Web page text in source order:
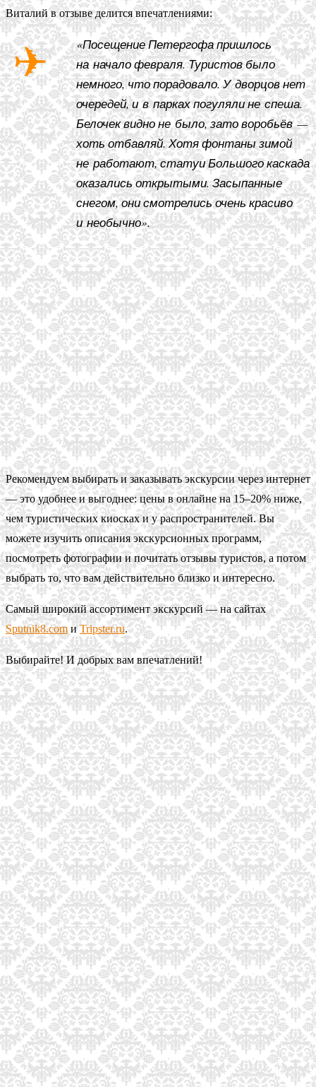
Виталий в отзыве делится впечатлениями:
«Посещение Петергофа пришлось
на начало февраля. Туристов было
немного, что порадовало. У дворцов нет
очередей, и в парках погуляли не спеша.
Белочек видно не было, зато воробьёв —
хоть отбавляй. Хотя фонтаны зимой
не работают, статуи Большого каскада
оказались открытыми. Засыпанные
снегом, они смотрелись очень красиво
и необычно».
Рекомендуем выбирать и заказывать экскурсии через интернет
— это удобнее и выгоднее: цены в онлайне на 15–20% ниже,
чем туристических киосках и у распространителей. Вы
можете изучить описания экскурсионных программ,
посмотреть фотографии и почитать отзывы туристов, а потом
выбрать то, что вам действительно близко и интересно.
Самый широкий ассортимент экскурсий — на сайтах
Sputnik8.com иTripster.ru.
Выбирайте! И добрых вам впечатлений!